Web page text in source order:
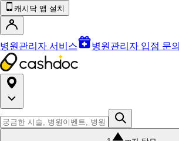
캐시닥 앱 설치
병원관리자 서비스 병원관리자 입점 문의